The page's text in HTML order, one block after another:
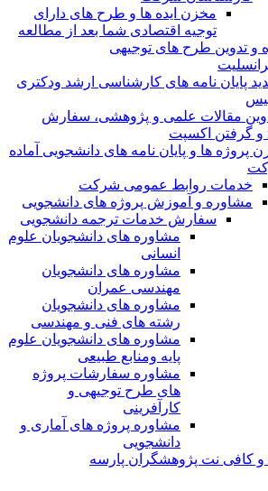
مخزن ایده ها و طرح های دارای
توجیه اقتصادی شما بعد از مطالعه
تدوین طرح های توجیهی
پایان نامه های کارشناسی ارشد ودکتری
مقالات علمی و پژوهشی، سفارش
پروژه ها و پایان نامه های دانشجویی آماده
خدمات روابط عمومی شرکت
مشاوره و آموزش پروژه های دانشجویی
سفارش خدمات ترجمه دانشجویی
مشاوره های دانشجویان علوم
انسانی
مشاوره های دانشجویان
مهندسی عمران
مشاوره های دانشجویان
رشته های فنی و مهندسی
مشاوره های دانشجویان علوم
پایه ومنابع طبیعی
مشاوره سفارشات پروژه
های طرح توجیهی و
کارآفرینی
مشاوره پروژه های آماری و
دانشجویی
و کافی نت پژوهشگران پارسه